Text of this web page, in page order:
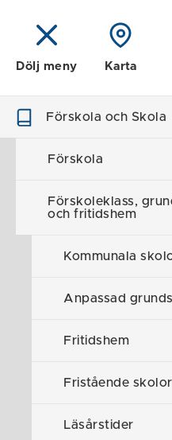
Meny
Dölj meny Karta
Förskola och Skola
Förskola
Förskoleklass,
och fritidshem
Kommunala
Anpassad
Fritidshem
Fristående skolor
Läsårstider
/ Förskola och Skola
Terminsstart
Läsåret 2026/2027
grundskolan och för
samlat information
Logga in Edlevo-